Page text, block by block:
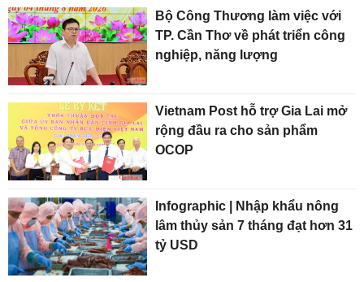
Bộ Công Thương làm việc với
TP. Cần Thơ về phát triển công
nghiệp, năng lượng
Vietnam Post hỗ trợ Gia Lai mở
rộng đầu ra cho sản phẩm
OCOP
Infographic | Nhập khẩu nông
lâm thủy sản 7 tháng đạt hơn 31
tỷ USD